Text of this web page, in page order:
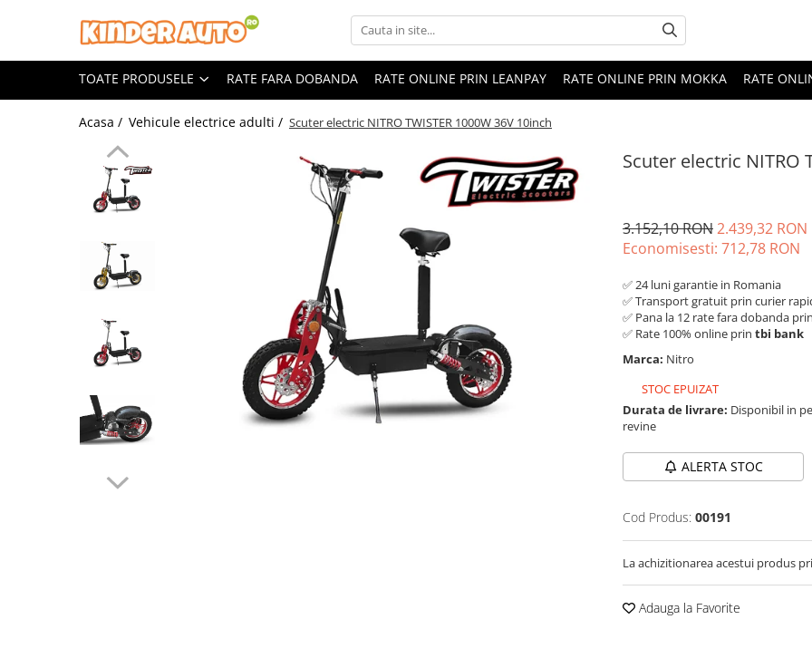
Toate Produsele
Produse in stoc
Masinute electrice
Motociclete electrice
ATV & UTV Electrice
Vehicule electrice adulti
Vehicule speciale copii
Motociclete Drift-Trike
Masinute electrice Mercedes
Masinute electrice tip SUV
Jucarii RC cu telecomanda
TOATE PRODUSELE RATE FARA DOBANDA RATE ONLINE PRIN LEANPAY RATE ONLINE PRIN MOKKA RATE
Acasa / Vehicule electrice adulti / Scuter electric NITRO TWISTER 1000W 36V 10inch
Scuter electric NITRO
3.152,10 RON2.439,32 RON
Economisesti: 712,78 RON
✅ 24 luni garantie in Romania
✅ Transport gratuit prin curier
✅ Pana la 12 rate fara dobanda
✅ Rate 100% online prin tbi bank
Marca: Nitro
STOC EPUIZAT
Durata de livrare: Disponibil in
revine
ALERTA STOC
Cod Produs: 00191
La achizitionarea acestui produs
Adauga la Favorite